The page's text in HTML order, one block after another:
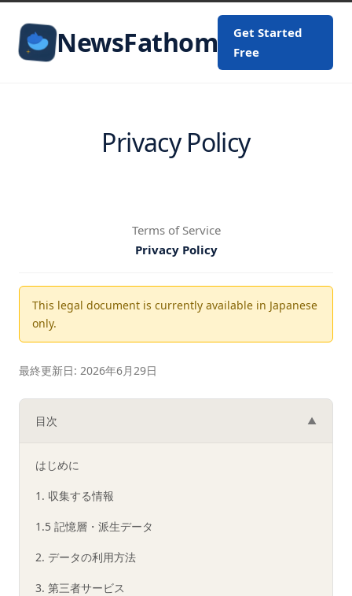
NewsFathom
Get Started
Free
Privacy Policy
Terms of Service
Privacy Policy
This legal document is currently available in Japanese
only.
最終更新日: 2026年6月29日
目次 ▲
はじめに
1. 収集する情報
1.5 記憶層・派生データ
2. データの利用方法
3. 第三者サービス